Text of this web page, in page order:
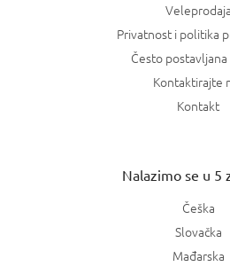
Veleprodaja
Privatnost i politika
Često
Kontaktirajte
Kontakt
Nalazimo se u 5
Češka
Slovačka
Mađarska